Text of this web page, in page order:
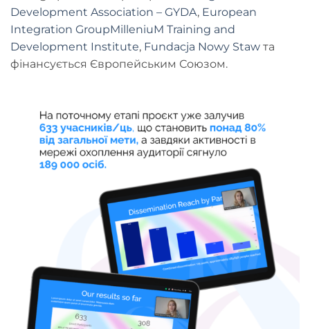
Development Association – GYDA, European
Integration GroupMilleniuM Training and
Development Institute, Fundacja Nowy Staw та
фінансується Європейським Союзом.